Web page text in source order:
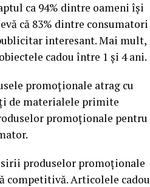
ca 94% dintre oameni își
că 83% dintre consumatori
interesant. Mai mult,
cadou între 1 și 4 ani.
promoționale atrag cu
de materialele primite
promoționale pentru
produselor promoționale
competitivă. Articolele cadou